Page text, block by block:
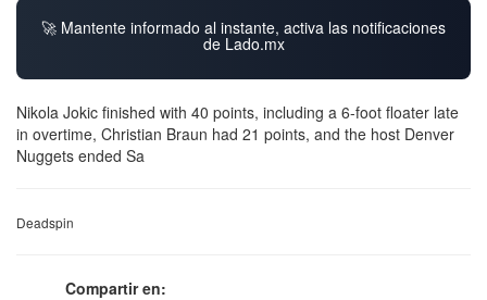
🚀 Mantente informado al instante, activa las notificaciones
de Lado.mx
Nikola Jokic finished with 40 points, including a 6-foot floater late
in overtime, Christian Braun had 21 points, and the host Denver
Nuggets ended Sa
Deadspin
Compartir en: